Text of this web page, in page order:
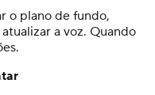
o plano de fundo,
a voz. Quando